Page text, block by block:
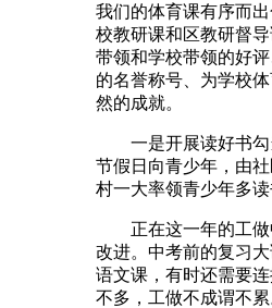
我们的体育课有序而
校教研课和区教研督
带领和学校带领的好
的名誉称号、为学校
然的成就。
一是开展读好书勾
节假日向青少年，由
村一大率领青少年多读
正在这一年的工做
改进。中考前的复习
语文课，有时还需要
不多，工做不成谓不